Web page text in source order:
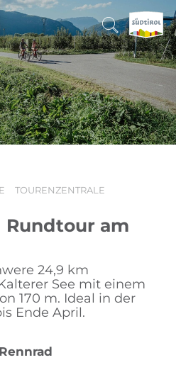
TOURENZENTRALE
am
24,9 km
See mit einem
170 m. Ideal in der
Ende April.